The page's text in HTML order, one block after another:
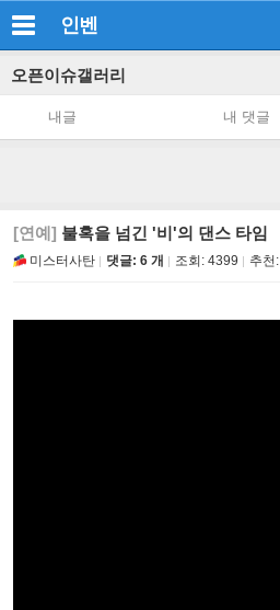
인벤
오픈이슈갤러리
내글 내 댓글
[연예] 불혹을 넘긴 '비'의 댄스 타임
미스터사탄 댓글: 6 개 조회: 4399 추천: